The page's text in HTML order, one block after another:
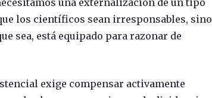
los científicos sean irresponsables, sino
sea, está equipado para razonar de
exige compensar activamente